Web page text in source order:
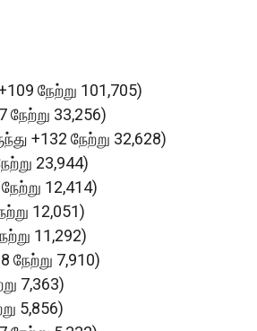
நேற்று 101,705)
நேற்று 33,256)
+132 நேற்று 32,628)
23,944)
12,414)
12,051)
11,292)
நேற்று 7,910)
7,363)
5,856)